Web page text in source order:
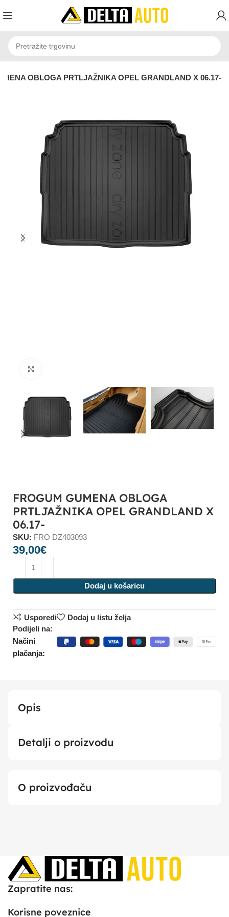
OBLOGA PRTLJAŽNIKA OPEL GRANDLAND X 06.17-
FROGUM GUMENA OBLOGA
PRTLJAŽNIKA OPEL GRANDLAND X
06.17-
SKU: FRO DZ403093
39,00€
Dodaj u košaricu
Usporedi
Dodaj u listu želja
Podijeli na:
Načini
plačanja:
Opis
Detalji o proizvodu
O proizvođaču
Zapratite nas:
Korisne poveznice